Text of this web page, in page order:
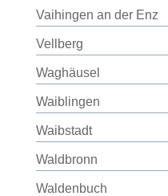
Vaihingen an der Enz
Vellberg
Waghäusel
Waiblingen
Waibstadt
Waldbronn
Waldenbuch